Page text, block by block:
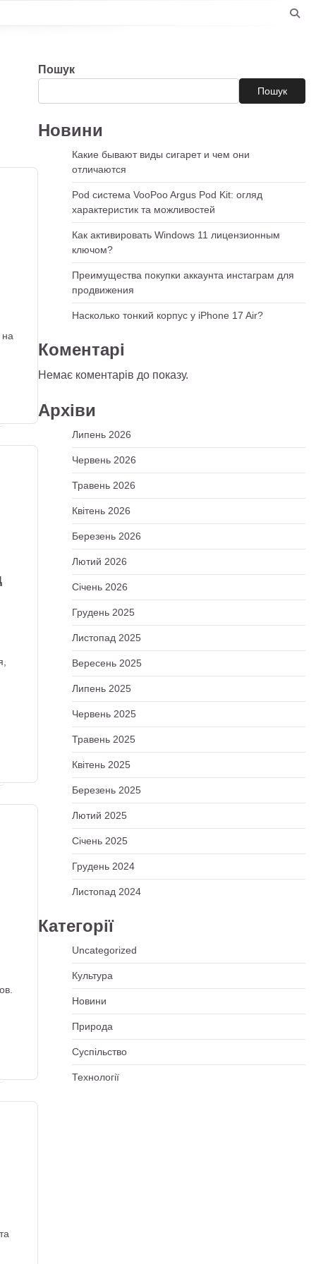
на
Пошук
Пошук
Новини
Какие бывают виды сигарет и чем они
отличаются
Pod система VooPoo Argus Pod Kit: огляд
характеристик та можливостей
Как активировать Windows 11 лицензионным
ключом?
Преимущества покупки аккаунта инстаграм для
продвижения
Насколько тонкий корпус у iPhone 17 Air?
Коментарі
Немає коментарів до показу.
Архіви
Липень 2026
Червень 2026
Травень 2026
Квітень 2026
Березень 2026
Лютий 2026
Січень 2026
Грудень 2025
Листопад 2025
Вересень 2025
Липень 2025
Червень 2025
Травень 2025
Квітень 2025
Березень 2025
Лютий 2025
Січень 2025
Грудень 2024
Листопад 2024
Категорії
Uncategorized
Культура
Новини
Природа
Суспільство
Технології